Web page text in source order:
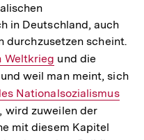
in Deutschland, auch
durchzusetzen scheint.
Weltkrieg und die
Link:
weil man meint, sich
Nationalsozialismus
, wird zuweilen der
mit diesem Kapitel